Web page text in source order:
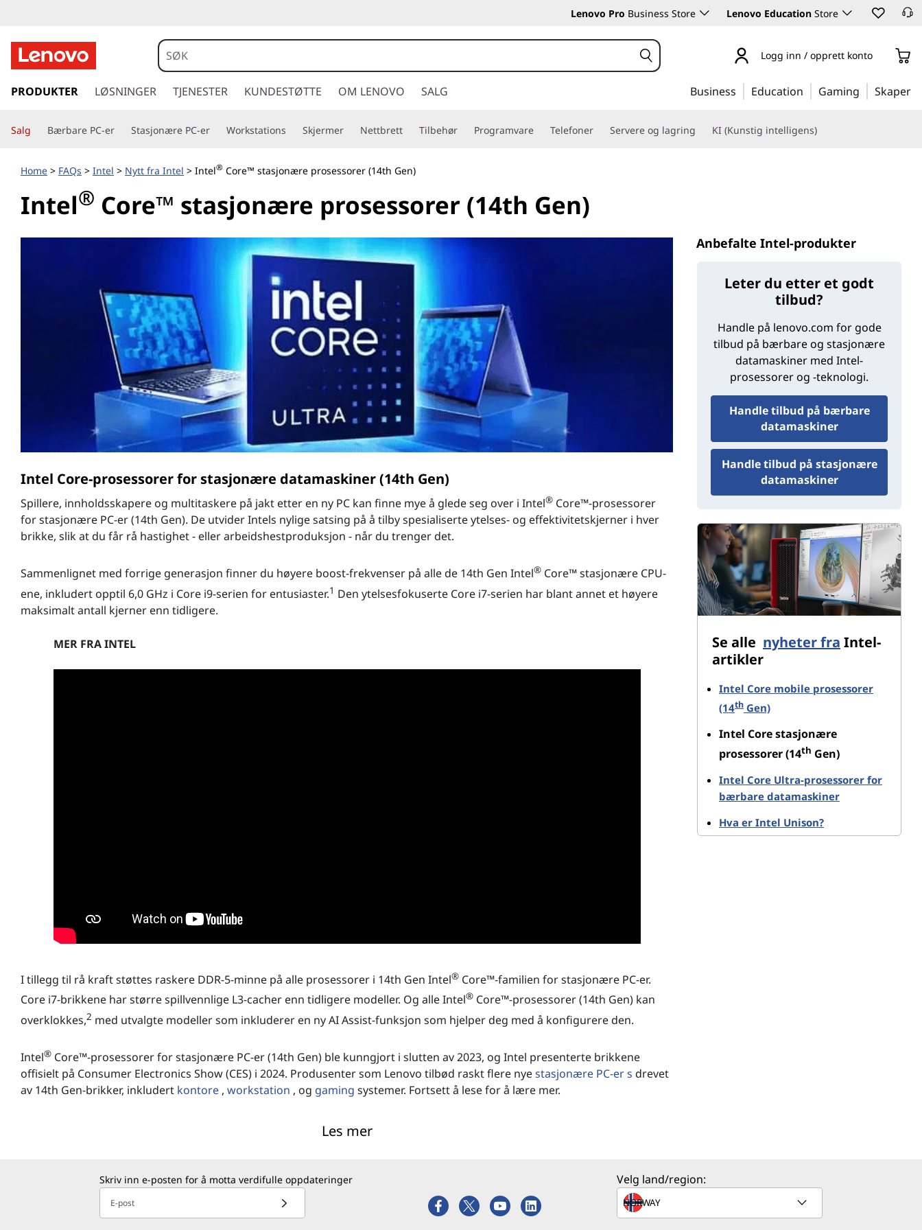
Lenovo Pro Business Store Lenovo Education Store
å
l
Logg inn / opprett konto
PRODUKTER LØSNINGER TJENESTER KUNDESTØTTE OM LENOVO SALG Business Education Gaming Skaper
Salg Bærbare PC-er Stasjonære PC-er Workstations Skjermer Nettbrett Tilbehør Programvare Telefoner Servere og lagring KI (Kunstig intelligens)
Home > FAQs > Intel > Nytt fra Intel > Intel® Core™ stasjonære prosessorer (14th Gen)
Intel® Core™ stasjonære prosessorer (14th Gen)
Intel Core-prosessorer for stasjonære datamaskiner (14th Gen)
Spillere, innholdsskapere og multitaskere på jakt etter en ny PC kan finne mye å glede seg over i Intel® Core™-prosessorer
for stasjonære PC-er (14th Gen). De utvider Intels nylige satsing på å tilby spesialiserte ytelses- og effektivitetskjerner i hver
brikke, slik at du får rå hastighet - eller arbeidshestproduksjon - når du trenger det.
Sammenlignet med forrige generasjon finner du høyere boost-frekvenser på alle de 14th Gen Intel® Core™ stasjonære CPU-
ene, inkludert opptil 6,0 GHz i Core i9-serien for entusiaster.1 Den ytelsesfokuserte Core i7-serien har blant annet et høyere
maksimalt antall kjerner enn tidligere.
MER FRA INTEL
I tillegg til rå kraft støttes raskere DDR-5-minne på alle prosessorer i 14th Gen Intel® Core™-familien for stasjonære PC-er.
Core i7-brikkene har større spillvennlige L3-cacher enn tidligere modeller. Og alle Intel® Core™-prosessorer (14th Gen) kan
overklokkes,2 med utvalgte modeller som inkluderer en ny AI Assist-funksjon som hjelper deg med å konfigurere den.
Intel® Core™-prosessorer for stasjonære PC-er (14th Gen) ble kunngjort i slutten av 2023, og Intel presenterte brikkene
offisielt på Consumer Electronics Show (CES) i 2024. Produsenter som Lenovo tilbød raskt flere nyestasjonære PC-er s drevet
av 14th Gen-brikker, inkludert kontore , workstation , og gaming systemer. Fortsett å lese for å lære mer.
Raskere "Performance"-kjerner, flere "Efficient"-kjerner
Efficient-kjerner (E-kjerner) i mellomklassen. For gamere betyr dette jevnere spilling og flere seire. For skapere og
multitaskere betyr det forbedret ytelse med flere tråder, slik at de får mer gjort.
Les mer
Anbefalte Intel-produkter
Leter du etter et godt
tilbud?
Handle på lenovo.com for gode
tilbud på bærbare og stasjonære
datamaskiner med Intel-
prosessorer og -teknologi.
Handle tilbud på bærbare
datamaskiner
Handle tilbud på stasjonære
datamaskiner
Se alle nyheter fra Intel-
artikler
Intel Core mobile prosessorer
(14th Gen)
Intel Core stasjonære
prosessorer (14th Gen)
Intel Core Ultra-prosessorer for
bærbare datamaskiner
Hva er Intel Unison?
Skriv inn e-posten for å motta verdifulle oppdateringer
E-post
Velg land/region: